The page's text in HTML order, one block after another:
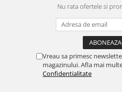
Nu rata ofertele si
Vreau sa primesc
magazinului. Afla mai
Confidentialitate